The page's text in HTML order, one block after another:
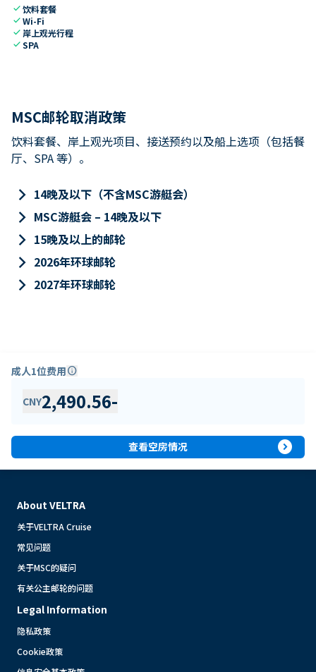
check饮料套餐
checkWi-Fi
check 岸上观光行程
checkSPA
MSC邮轮取消政策
饮料套餐、岸上观光项目、接送预约以及船上选项（包括餐
厅、SPA 等）。
keyboard_arrow_right 14晚及以下（不含MSC游艇会）
keyboard_arrow_right MSC游艇会 – 14晚及以下
keyboard_arrow_right 15晚及以上的邮轮
keyboard_arrow_right 2026年环球邮轮
keyboard_arrow_right 2027年环球邮轮
成人1位费用info
CNY2,490.56-
查看空房情况 expand_circle_right
About VELTRA
关于VELTRA Cruise
常见问题
关于MSC的疑问
有关公主邮轮的问题
Legal Information
隐私政策
Cookie政策